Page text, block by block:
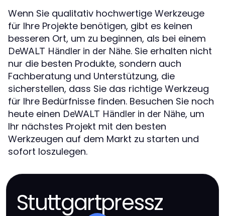
Wenn Sie qualitativ hochwertige Werkzeuge
für Ihre Projekte benötigen, gibt es keinen
besseren Ort, um zu beginnen, als bei einem
DeWALT Händler in der Nähe. Sie erhalten nicht
nur die besten Produkte, sondern auch
Fachberatung und Unterstützung, die
sicherstellen, dass Sie das richtige Werkzeug
für Ihre Bedürfnisse finden. Besuchen Sie noch
heute einen DeWALT Händler in der Nähe, um
Ihr nächstes Projekt mit den besten
Werkzeugen auf dem Markt zu starten und
sofort loszulegen.
Stuttgartpressz